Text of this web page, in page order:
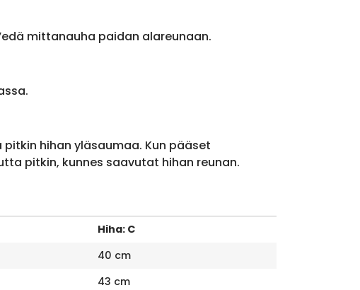
mittanauha paidan alareunaan.
hihan yläsaumaa. Kun pääset
pitkin, kunnes saavutat hihan reunan.
Hiha: C
40 cm
43 cm